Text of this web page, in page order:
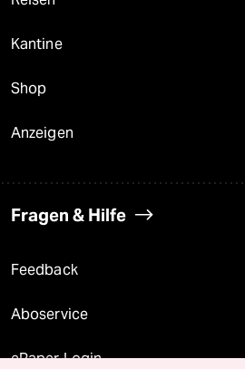
Kantine
Shop
Anzeigen
Fragen & Hilfe
Feedback
Aboservice
ePaper Login